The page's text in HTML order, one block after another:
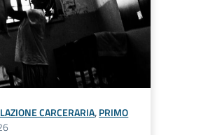
CARCERARIA,PRIMO